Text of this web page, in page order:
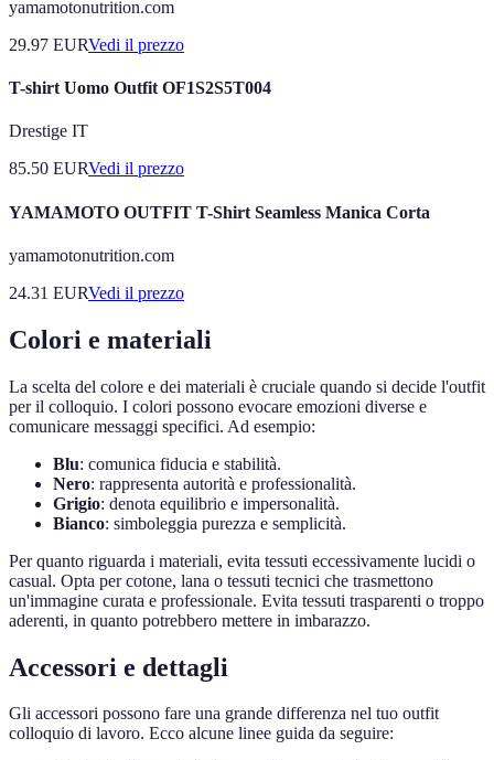
yamamotonutrition.com
29.97 EURVedi il prezzo
T-shirt Uomo Outfit OF1S2S5T004
Drestige IT
85.50 EURVedi il prezzo
YAMAMOTO OUTFIT T-Shirt Seamless Manica Corta
yamamotonutrition.com
24.31 EURVedi il prezzo
Colori e materiali
La scelta del colore e dei materiali è cruciale quando si decide l'outfit
per il colloquio. I colori possono evocare emozioni diverse e
comunicare messaggi specifici. Ad esempio:
Blu: comunica fiducia e stabilità.
Nero: rappresenta autorità e professionalità.
Grigio: denota equilibrio e impersonalità.
Bianco: simboleggia purezza e semplicità.
Per quanto riguarda i materiali, evita tessuti eccessivamente lucidi o
casual. Opta per cotone, lana o tessuti tecnici che trasmettono
un'immagine curata e professionale. Evita tessuti trasparenti o troppo
aderenti, in quanto potrebbero mettere in imbarazzo.
Accessori e dettagli
Gli accessori possono fare una grande differenza nel tuo outfit
colloquio di lavoro. Ecco alcune linee guida da seguire: